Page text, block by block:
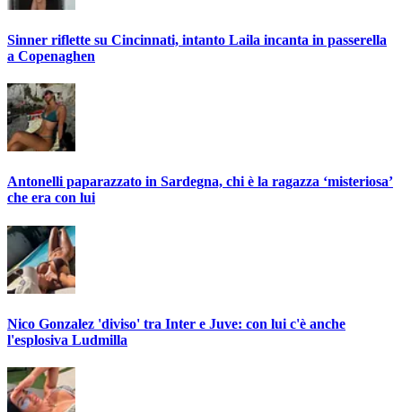
Sinner riflette su Cincinnati, intanto Laila incanta in passerella
a Copenaghen
Antonelli paparazzato in Sardegna, chi è la ragazza ‘misteriosa’
che era con lui
Nico Gonzalez 'diviso' tra Inter e Juve: con lui c'è anche
l'esplosiva Ludmilla